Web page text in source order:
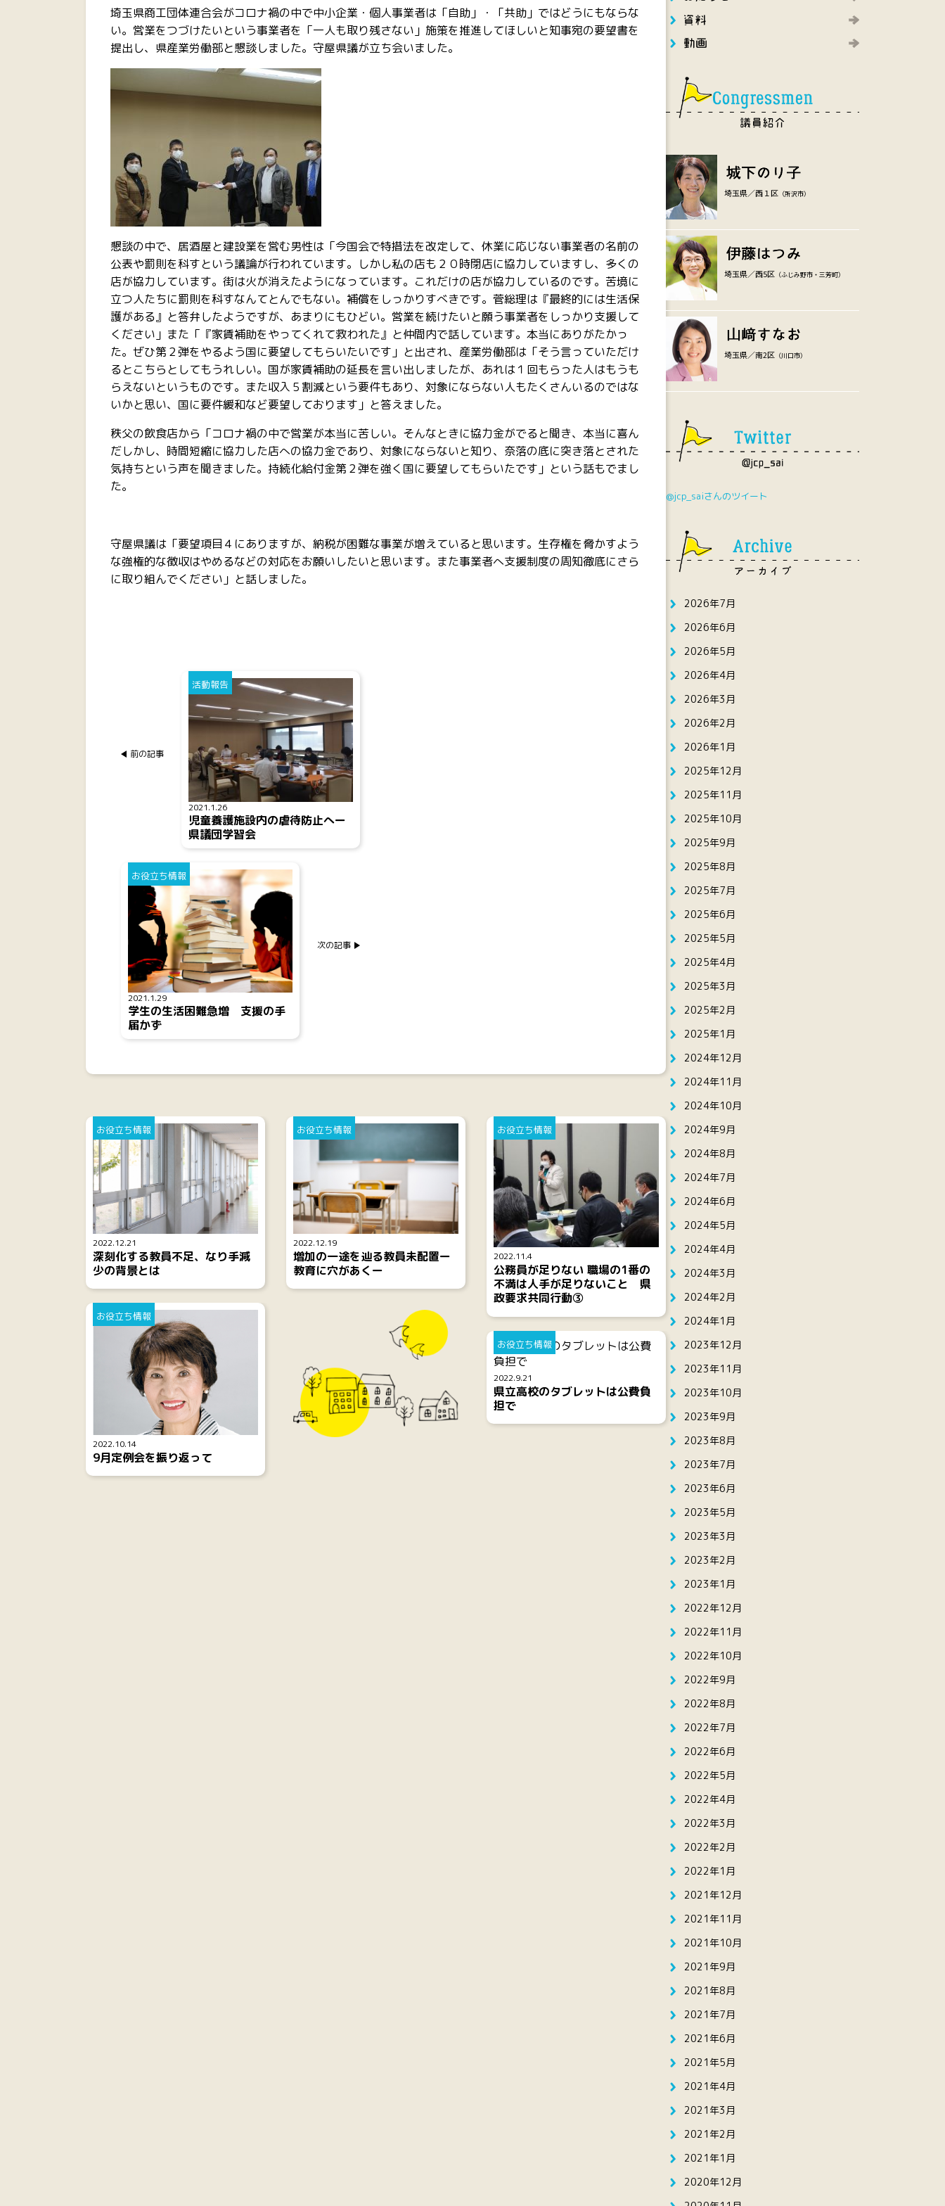
埼玉県商工団体連合会がコロナ禍の中で中小企業・個人事業者は「自助」・「共助」ではどうにもならな
い。営業をつづけたいという事業者を「一人も取り残さない」施策を推進してほしいと知事宛の要望書を
提出し、県産業労働部と懇談しました。守屋県議が立ち会いました。
懇談の中で、居酒屋と建設業を営む男性は「今国会で特措法を改定して、休業に応じない事業者の名前の
公表や罰則を科すという議論が行われています。しかし私の店も２０時閉店に協力していますし、多くの
店が協力しています。街は火が消えたようになっています。これだけの店が協力しているのです。苦境に
立つ人たちに罰則を科すなんてとんでもない。補償をしっかりすべきです。菅総理は『最終的には生活保
護がある』と答弁したようですが、あまりにもひどい。営業を続けたいと願う事業者をしっかり支援して
ください」また「『家賃補助をやってくれて救われた』と仲間内で話しています。本当にありがたかっ
た。ぜひ第２弾をやるよう国に要望してもらいたいです」と出され、産業労働部は「そう言っていただけ
るとこちらとしてもうれしい。国が家賃補助の延長を言い出しましたが、あれは１回もらった人はもうも
らえないというものです。また収入５割減という要件もあり、対象にならない人もたくさんいるのではな
いかと思い、国に要件緩和など要望しております」と答えました。
秩父の飲食店から「コロナ禍の中で営業が本当に苦しい。そんなときに協力金がでると聞き、本当に喜ん
だしかし、時間短縮に協力した店への協力金であり、対象にならないと知り、奈落の底に突き落とされた
気持ちという声を聞きました。持続化給付金第２弾を強く国に要望してもらいたです」という話もでまし
た。
守屋県議は「要望項目４にありますが、納税が困難な事業が増えていると思います。生存権を脅かすよう
な強権的な徴収はやめるなどの対応をお願いしたいと思います。また事業者へ支援制度の周知徹底にさら
に取り組んでください」と話しました。
前の記事
2021.1.26
活動報告
児童養護施設内の虐待防止へー
県議団学習会
2021.1.29
お役立ち情報
学生の生活困難急増 支援の手
届かず
次の記事
2022.12.21
お役立ち情報
深刻化する教員不足、なり手減
少の背景とは
2022.12.19
お役立ち情報
増加の一途を辿る教員未配置ー
教育に穴があくー
2022.11.4
お役立ち情報
公務員が足りない 職場の1番の
不満は人手が足りないこと 県
政要求共同行動③
2022.10.14
お役立ち情報
9月定例会を振り返って
2022.9.21
お役立ち情報
県立高校のタブレットは公費負
担で
埼玉県／西１区 （所沢市）
埼玉県／西5区 （ふじみ野市・三芳町）
埼玉県／南2区 （川口市）
@jcp_saiさんのツイート
2026年7月
2026年6月
2026年5月
2026年4月
2026年3月
2026年2月
2026年1月
2025年12月
2025年11月
2025年10月
2025年9月
2025年8月
2025年7月
2025年6月
2025年5月
2025年4月
2025年3月
2025年2月
2025年1月
2024年12月
2024年11月
2024年10月
2024年9月
2024年8月
2024年7月
2024年6月
2024年5月
2024年4月
2024年3月
2024年2月
2024年1月
2023年12月
2023年11月
2023年10月
2023年9月
2023年8月
2023年7月
2023年6月
2023年5月
2023年3月
2023年2月
2023年1月
2022年12月
2022年11月
2022年10月
2022年9月
2022年8月
2022年7月
2022年6月
2022年5月
2022年4月
2022年3月
2022年2月
2022年1月
2021年12月
2021年11月
2021年10月
2021年9月
2021年8月
2021年7月
2021年6月
2021年5月
2021年4月
2021年3月
2021年2月
2021年1月
2020年12月